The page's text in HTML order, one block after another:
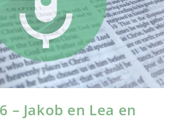
– Jakob en Lea en